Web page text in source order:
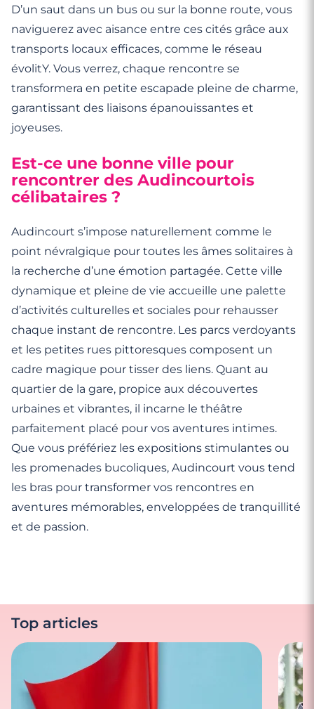
D’un saut dans un bus ou sur la bonne route, vous
naviguerez avec aisance entre ces cités grâce aux
transports locaux efficaces, comme le réseau
évolitY. Vous verrez, chaque rencontre se
transformera en petite escapade pleine de charme,
garantissant des liaisons épanouissantes et
joyeuses.
Est-ce une bonne ville pour
rencontrer des Audincourtois
célibataires ?
Audincourt s’impose naturellement comme le
point névralgique pour toutes les âmes solitaires à
la recherche d’une émotion partagée. Cette ville
dynamique et pleine de vie accueille une palette
d’activités culturelles et sociales pour rehausser
chaque instant de rencontre. Les parcs verdoyants
et les petites rues pittoresques composent un
cadre magique pour tisser des liens. Quant au
quartier de la gare, propice aux découvertes
urbaines et vibrantes, il incarne le théâtre
parfaitement placé pour vos aventures intimes.
Que vous préfériez les expositions stimulantes ou
les promenades bucoliques, Audincourt vous tend
les bras pour transformer vos rencontres en
aventures mémorables, enveloppées de tranquillité
et de passion.
Top articles